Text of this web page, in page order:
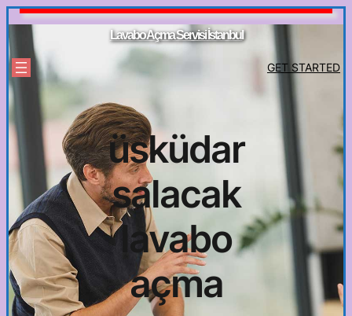
İçeriğe
Lavabo Açma Servisi İstanbul
GET STARTED
üsküdar
salacak
lavabo
açma